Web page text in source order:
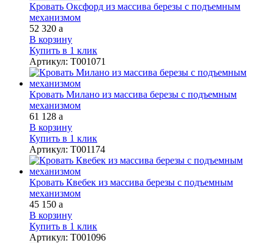
Кровать Оксфорд из массива березы с подъемным
механизмом
52 320 a
В корзину
Купить в 1 клик
Артикул: Т001071
Кровать Милано из массива березы с подъемным
механизмом
61 128 a
В корзину
Купить в 1 клик
Артикул: Т001174
Кровать Квебек из массива березы с подъемным
механизмом
45 150 a
В корзину
Купить в 1 клик
Артикул: Т001096